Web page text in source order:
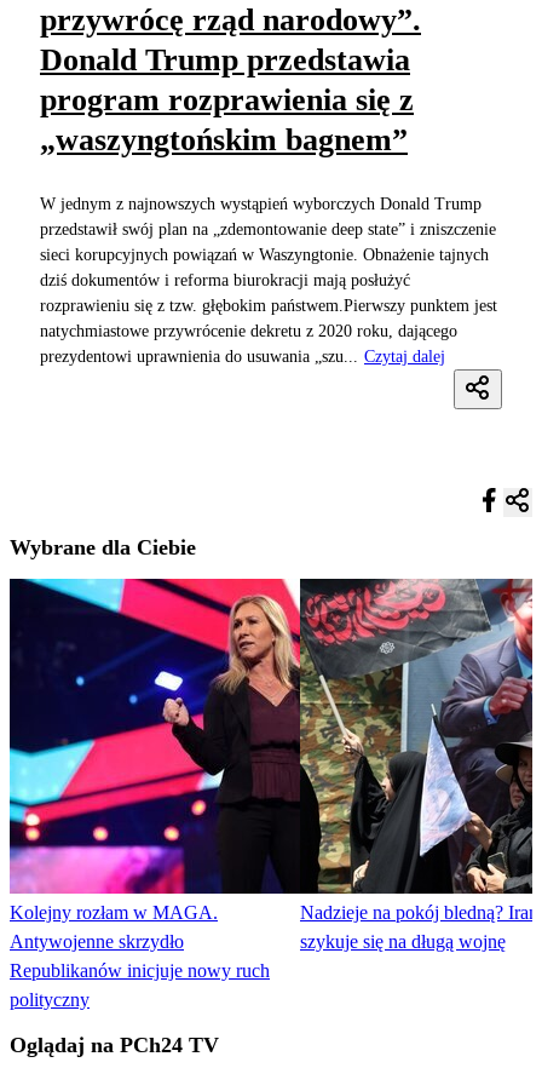
przywrócę rząd narodowy”.
Donald Trump przedstawia
program rozprawienia się z
„waszyngtońskim bagnem”
W jednym z najnowszych wystąpień wyborczych Donald Trump
przedstawił swój plan na „zdemontowanie deep state” i zniszczenie
sieci korupcyjnych powiązań w Waszyngtonie. Obnażenie tajnych
dziś dokumentów i reforma biurokracji mają posłużyć
rozprawieniu się z tzw. głębokim państwem.Pierwszy punktem jest
natychmiastowe przywrócenie dekretu z 2020 roku, dającego
prezydentowi uprawnienia do usuwania „szu...
Czytaj dalej
Wybrane dla Ciebie
Kolejny rozłam w MAGA.
Antywojenne skrzydło
Republikanów inicjuje nowy ruch
polityczny
Nadzieje na pokój bledną? Iran
szykuje się na długą wojnę
Oglądaj na PCh24 TV